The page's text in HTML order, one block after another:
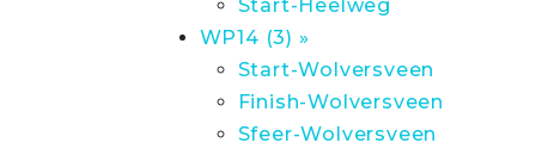
Start-Heelweg
WP14 (3) »
Start-Wolversveen
Finish-Wolversveen
Sfeer-Wolversveen